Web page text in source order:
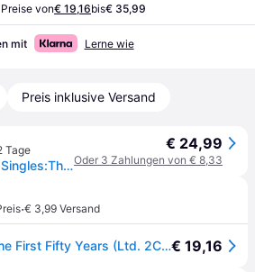
von€ 19,16bis€ 35,99
mit Lerne wie
Preis inklusive Versand
Tage
ABBA - ABBA-The Singles:The First Fifty Years (Ltd. 2CD) [CD]
€ 24,99
Oder 3 Zahlungen von € 8,33
·€ 3,99 Versand
ABBA - The Singles:The First Fifty Years (Ltd. 2CD)€ 19,16